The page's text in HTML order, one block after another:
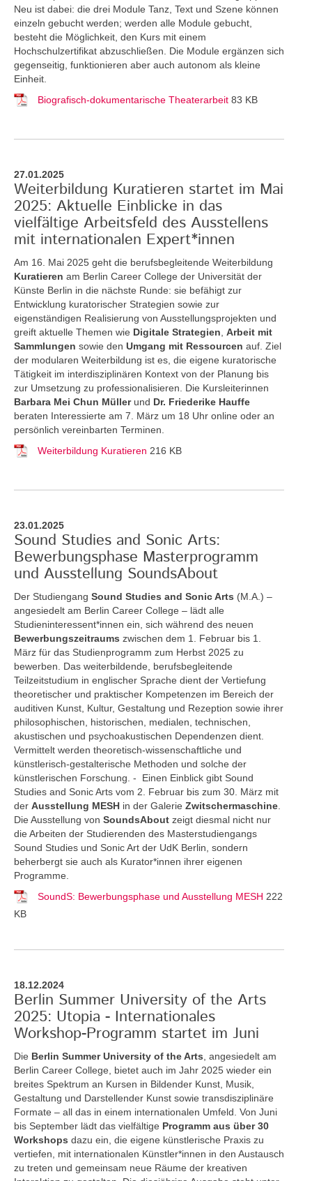
Neu ist dabei: die drei Module Tanz, Text und Szene können
einzeln gebucht werden; werden alle Module gebucht,
besteht die Möglichkeit, den Kurs mit einem
Hochschulzertifikat abzuschließen. Die Module ergänzen sich
gegenseitig, funktionieren aber auch autonom als kleine
Einheit.
Biografisch-dokumentarische Theaterarbeit 83 KB
27.01.2025
Weiterbildung Kuratieren startet im Mai
2025: Aktuelle Einblicke in das
vielfältige Arbeitsfeld des Ausstellens
mit internationalen Expert*innen
Am 16. Mai 2025 geht die berufsbegleitende Weiterbildung
Kuratieren am Berlin Career College der Universität der
Künste Berlin in die nächste Runde: sie befähigt zur
Entwicklung kuratorischer Strategien sowie zur
eigenständigen Realisierung von Ausstellungsprojekten und
greift aktuelle Themen wie Digitale Strategien Arbeit mit
Sammlungen sowie den Umgang mit Ressourcen auf. Ziel
der modularen Weiterbildung ist es, die eigene kuratorische
Tätigkeit im interdisziplinären Kontext von der Planung bis
zur Umsetzung zu professionalisieren. Die Kursleiterinnen
Barbara Mei Chun Müllerund Dr. Friederike Hauffe
beraten Interessierte am 7. März um 18 Uhr online oder an
persönlich vereinbarten Terminen.
Weiterbildung Kuratieren 216 KB
23.01.2025
Sound Studies and Sonic Arts:
Bewerbungsphase Masterprogramm
und Ausstellung SoundsAbout
Der Studiengang Sound Studies and Sonic Arts (M.A.) –
angesiedelt am Berlin Career College – lädt alle
Studieninteressent*innen ein, sich während des neuen
Bewerbungszeitraums zwischen dem 1. Februar bis 1.
März für das Studienprogramm zum Herbst 2025 zu
bewerben. Das weiterbildende, berufsbegleitende
Teilzeitstudium in englischer Sprache dient der Vertiefung
theoretischer und praktischer Kompetenzen im Bereich der
auditiven Kunst, Kultur, Gestaltung und Rezeption sowie ihrer
philosophischen, historischen, medialen, technischen,
akustischen und psychoakustischen Dependenzen dient.
Vermittelt werden theoretisch-wissenschaftliche und
künstlerisch-gestalterische Methoden und solche der
künstlerischen Forschung. - Einen Einblick gibt Sound
Studies and Sonic Arts vom 2. Februar bis zum 30. März mit
der Ausstellung MESH in der Galerie Zwitschermaschine
Die Ausstellung von SoundsAbout zeigt diesmal nicht nur
die Arbeiten der Studierenden des Masterstudiengangs
Sound Studies und Sonic Art der UdK Berlin, sondern
beherbergt sie auch als Kurator*innen ihrer eigenen
Programme.
SoundS: Bewerbungsphase und Ausstellung MESH 222
KB
18.12.2024
Berlin Summer University of the Arts
2025: Utopia - Internationales
Workshop-Programm startet im Juni
Die Berlin Summer University of the Arts , angesiedelt am
Berlin Career College, bietet auch im Jahr 2025 wieder ein
breites Spektrum an Kursen in Bildender Kunst, Musik,
Gestaltung und Darstellender Kunst sowie transdisziplinäre
Formate – all das in einem internationalen Umfeld. Von Juni
bis September lädt das vielfältige Programm aus über 30
Workshops dazu ein, die eigene künstlerische Praxis zu
vertiefen, mit internationalen Künstler*innen in den Austausch
zu treten und gemeinsam neue Räume der kreativen